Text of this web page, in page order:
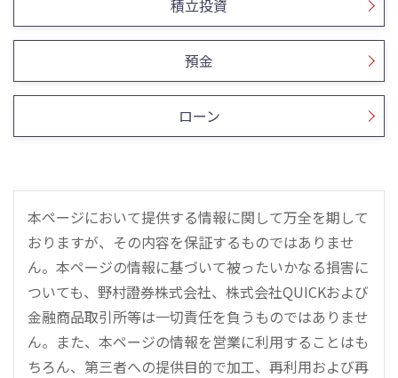
積立投資
預金
ローン
本ページにおいて提供する情報に関して万全を期して
おりますが、その内容を保証するものではありませ
ん。本ページの情報に基づいて被ったいかなる損害に
ついても、野村證券株式会社、株式会社QUICKおよび
金融商品取引所等は一切責任を負うものではありませ
ん。また、本ページの情報を営業に利用することはも
ちろん、第三者への提供目的で加工、再利用および再